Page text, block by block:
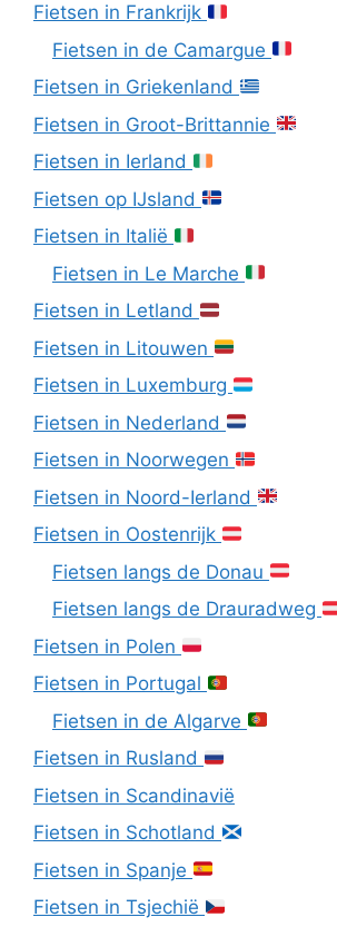
Fietsen in Frankrijk
Fietsen in de Camargue
Fietsen in Griekenland
Fietsen in Groot-Brittannie
Fietsen in Ierland
Fietsen op IJsland
Fietsen in Italië
Fietsen in Le Marche
Fietsen in Letland
Fietsen in Litouwen
Fietsen in Luxemburg
Fietsen in Nederland
Fietsen in Noorwegen
Fietsen in Noord-Ierland
Fietsen in Oostenrijk
Fietsen langs de Donau
Fietsen langs de Drauradweg
Fietsen in Polen
Fietsen in Portugal
Fietsen in de Algarve
Fietsen in Rusland
Fietsen in Scandinavië
Fietsen in Schotland
Fietsen in Spanje
Fietsen in Tsjechië